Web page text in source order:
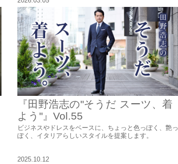
『田野浩志の"そうだ スーツ、着
よう"』Vol.55
ビジネスやドレスをベースに、ちょっと色っぽく、艶っ
ぽく、イタリアらしいスタイルを提案します。
2025.10.12